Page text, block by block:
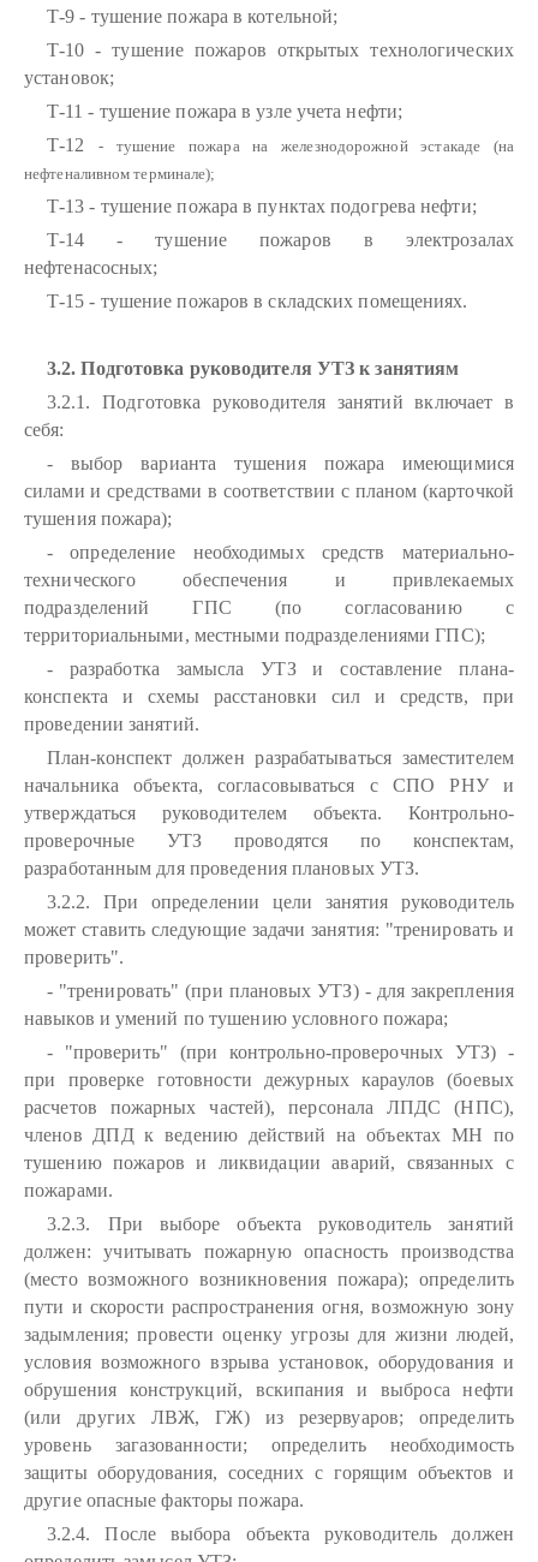
Т-9 - тушение пожара в котельной;
Т-10 - тушение пожаров открытых технологических
установок;
Т-11 - тушение пожара в узле учета нефти;
Т-12 - тушение пожара на железнодорожной эстакаде (на
нефтеналивном терминале);
Т-13 - тушение пожара в пунктах подогрева нефти;
Т-14 - тушение пожаров в электрозалах
нефтенасосных;
Т-15 - тушение пожаров в складских помещениях.
3.2. Подготовка руководителя УТЗ к занятиям
3.2.1. Подготовка руководителя занятий включает в
себя:
- выбор варианта тушения пожара имеющимися
силами и средствами в соответствии с планом (карточкой
тушения пожара);
- определение необходимых средств материально-
технического обеспечения и привлекаемых
подразделений ГПС (по согласованию с
территориальными, местными подразделениями ГПС);
- разработка замысла УТЗ и составление плана-
конспекта и схемы расстановки сил и средств, при
проведении занятий.
План-конспект должен разрабатываться заместителем
начальника объекта, согласовываться с СПО РНУ и
утверждаться руководителем объекта. Контрольно-
проверочные УТЗ проводятся по конспектам,
разработанным для проведения плановых УТЗ.
3.2.2. При определении цели занятия руководитель
может ставить следующие задачи занятия: "тренировать и
проверить".
- "тренировать" (при плановых УТЗ) - для закрепления
навыков и умений по тушению условного пожара;
- "проверить" (при контрольно-проверочных УТЗ) -
при проверке готовности дежурных караулов (боевых
расчетов пожарных частей), персонала ЛПДС (НПС),
членов ДПД к ведению действий на объектах МН по
тушению пожаров и ликвидации аварий, связанных с
пожарами.
3.2.3. При выборе объекта руководитель занятий
должен: учитывать пожарную опасность производства
(место возможного возникновения пожара); определить
пути и скорости распространения огня, возможную зону
задымления; провести оценку угрозы для жизни людей,
условия возможного взрыва установок, оборудования и
обрушения конструкций, вскипания и выброса нефти
(или других ЛВЖ, ГЖ) из резервуаров; определить
уровень загазованности; определить необходимость
защиты оборудования, соседних с горящим объектов и
другие опасные факторы пожара.
3.2.4. После выбора объекта руководитель должен